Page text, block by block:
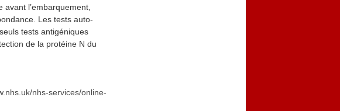
l’embarquement,
Les tests auto-
tests antigéniques
de la protéine N du
nhs-services/online-